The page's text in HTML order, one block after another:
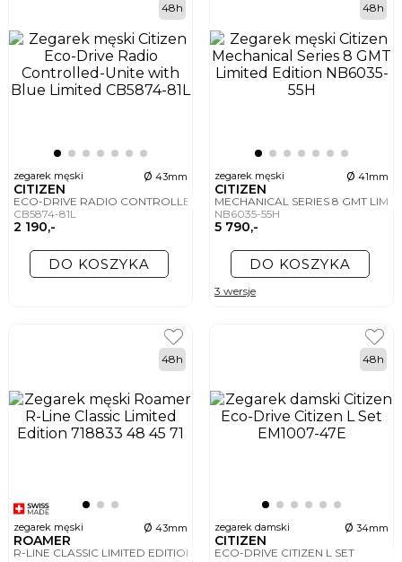
zegarek męski ø 43mm
CITIZEN
ECO-DRIVE RADIO CONTROLLED-UNITE WITH BLUE LIMITED
CB5874-81L
2 190,-
48h
DO KOSZYKA
zegarek męski ø 41mm
CITIZEN
MECHANICAL SERIES 8 GMT
NB6035-55H
5 790,-
48h
DO KOSZYKA
3 wersje
zegarek męski ø 43mm
ROAMER
R-LINE CLASSIC LIMITED EDITION
48h
zegarek damski ø 34mm
CITIZEN
ECO-DRIVE CITIZEN L SET
48h